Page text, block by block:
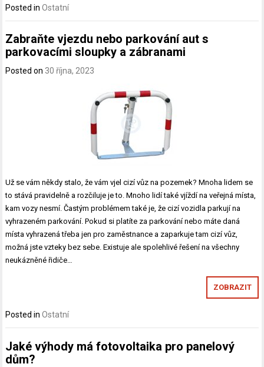
Posted inOstatní
Zabraňte vjezdu nebo parkování aut s
parkovacími sloupky a zábranami
Posted on 30 října, 2023
Už se vám někdy stalo, že vám vjel cizí vůz na pozemek? Mnoha lidem se
to stává pravidelně a rozčiluje je to. Mnoho lidí také vjíždí na veřejná místa,
kam vozy nesmí. Častým problémem také je, že cizí vozidla parkují na
vyhrazeném parkování. Pokud si platíte za parkování nebo máte daná
místa vyhrazená třeba jen pro zaměstnance a zaparkuje tam cizí vůz,
možná jste vzteky bez sebe. Existuje ale spolehlivé řešení na všechny
neukázněné řidiče…
ZOBRAZIT
Posted inOstatní
Jaké výhody má fotovoltaika pro panelový
dům?